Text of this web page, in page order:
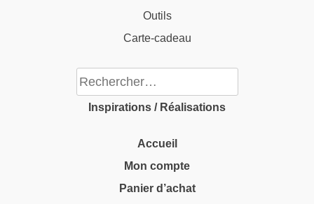
Outils
Carte-cadeau
Rechercher :
Inspirations / Réalisations
Accueil
Mon compte
Panier d’achat